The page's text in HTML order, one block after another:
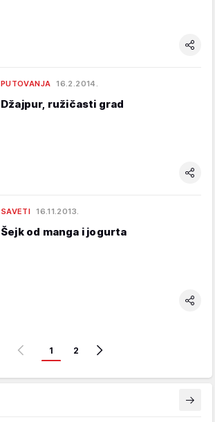
PUTOVANJA 16.2.2014.
Džajpur, ružičasti grad
SAVETI 16.11.2013.
Šejk od manga i jogurta
1 2